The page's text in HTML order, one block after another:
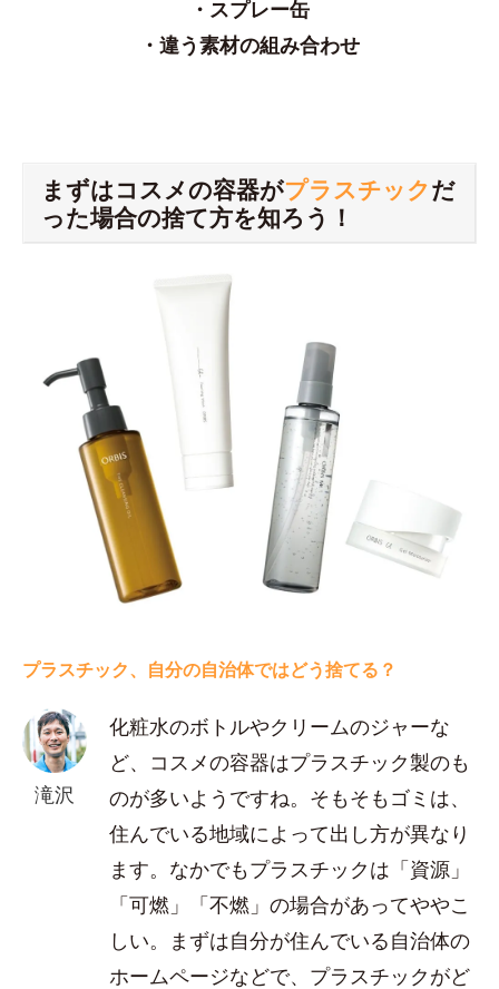
・スプレー缶
・違う素材の組み合わせ
まずはコスメの容器がプラスチックだ
った場合の捨て方を知ろう！
プラスチック、自分の自治体ではどう捨てる？
滝沢
化粧水のボトルやクリームのジャーな
ど、コスメの容器はプラスチック製のも
のが多いようですね。そもそもゴミは、
住んでいる地域によって出し方が異なり
ます。なかでもプラスチックは「資源」
「可燃」「不燃」の場合があってややこ
しい。まずは自分が住んでいる自治体の
ホームページなどで、プラスチックがど